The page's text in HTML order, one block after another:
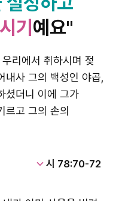
기 예요"
리에서 취하시며 젖
내사 그의 백성인 야곱,
셨더니 이에 그가
르고 그의 손의
시 78:70-72